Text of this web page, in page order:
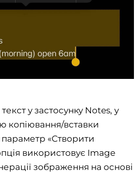
у застосунку Notes, у
копіювання/вставки
параметр «Створити
використовує Image
зображення на основі